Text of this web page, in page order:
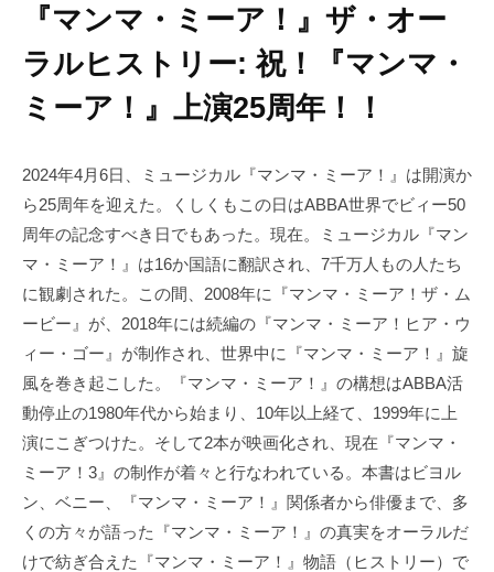
『マンマ・ミーア！』ザ・オー
ラルヒストリー: 祝！『マンマ・
ミーア！』上演25周年！！
2024年4月6日、ミュージカル『マンマ・ミーア！』は開演か
ら25周年を迎えた。くしくもこの日はABBA世界でビィー50
周年の記念すべき日でもあった。現在。ミュージカル『マン
マ・ミーア！』は16か国語に翻訳され、7千万人もの人たち
に観劇された。この間、2008年に『マンマ・ミーア！ザ・ム
ービー』が、2018年には続編の『マンマ・ミーア！ヒア・ウ
ィー・ゴー』が制作され、世界中に『マンマ・ミーア！』旋
風を巻き起こした。『マンマ・ミーア！』の構想はABBA活
動停止の1980年代から始まり、10年以上経て、1999年に上
演にこぎつけた。そして2本が映画化され、現在『マンマ・
ミーア！3』の制作が着々と行なわれている。本書はビヨル
ン、ベニー、『マンマ・ミーア！』関係者から俳優まで、多
くの方々が語った『マンマ・ミーア！』の真実をオーラルだ
けで紡ぎ合えた『マンマ・ミーア！』物語（ヒストリー）で